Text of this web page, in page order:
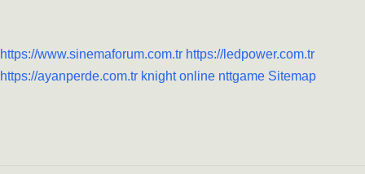
https://www.sinemaforum.com.tr https://ledpower.com.tr
https://ayanperde.com.tr knight online nttgame Sitemap